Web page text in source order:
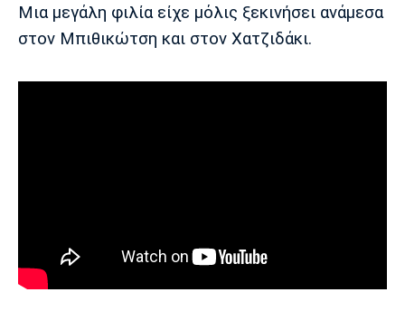
Μια μεγάλη φιλία είχε μόλις ξεκινήσει ανάμεσα
στον Μπιθικώτση και στον Χατζιδάκι.